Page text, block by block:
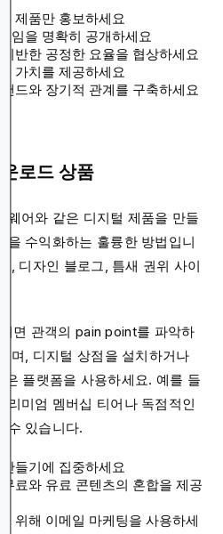
제품만 홍보하세요
임을 명확히 공개하세요
기반한 공정한 요율을 협상하세요
가치를 제공하세요
랜드와 장기적 관계를 구축하세요
로드 상품
웨어와 같은 디지털 제품을 만들
을 수익화하는 훌륭한 방법입니
, 디자인 블로그, 틈새 권위 사이
면 관객의 pain point를 파악하
며, 디지털 상점을 설치하거나
은 플랫폼을 사용하세요. 예를 들
리미엄 멤버십 티어나 독점적인
수 있습니다.
만들기에 집중하세요
무료와 유료 콘텐츠의 혼합을 제공
위해 이메일 마케팅을 사용하세